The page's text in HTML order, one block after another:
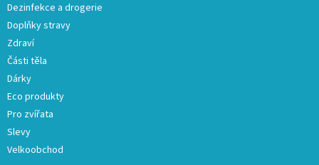
Dezinfekce a drogerie
Doplňky stravy
Zdraví
Části těla
Dárky
Eco produkty
Pro zvířata
Slevy
Velkoobchod